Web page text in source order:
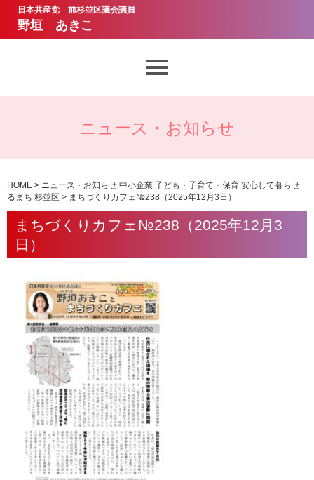
日本共産党 前杉並区議会議員
野垣 あきこ
野垣あきこのお約束
ニュース・お知らせ
HOME > ニュース・お知らせ 中小企業 子ども・子育て・保育 安心して暮らせ
るまち 杉並区 > まちづくりカフェ№238（2025年12月3日）
まちづくりカフェ№238（2025年12月3
日）